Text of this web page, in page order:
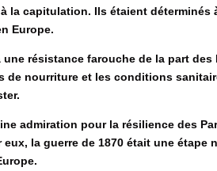
la capitulation. Ils étaient
Europe.
résistance farouche de la part
de nourriture et les conditions
admiration pour la résilience des
la guerre de 1870 était une étape